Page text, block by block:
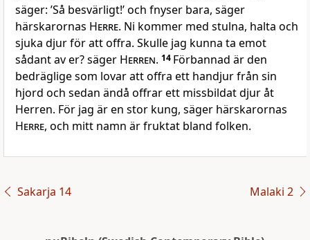
säger: ’Så besvärligt!’ och fnyser bara, säger
härskarornas Herre. Ni kommer med stulna, halta och
sjuka djur för att offra. Skulle jag kunna ta emot
sådant av er? säger Herren. 14 Förbannad är den
bedräglige som lovar att offra ett handjur från sin
hjord och sedan ändå offrar ett missbildat djur åt
Herren. För jag är en stor kung, säger härskarornas
Herre, och mitt namn är fruktat bland folken.
Sakarja 14 Malaki 2